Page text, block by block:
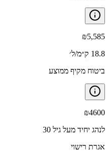
₪5,585
18.8 ק״מ/ל׳
ביטוח מקיף ממוצע
₪4600
לנהג יחיד מעל גיל 30
אגרת רישוי